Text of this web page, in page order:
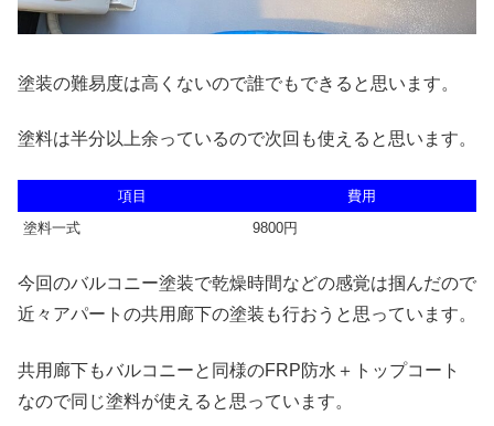
塗装の難易度は高くないので誰でもできると思います。
塗料は半分以上余っているので次回も使えると思います。
項目
費用
塗料一式
9800円
今回のバルコニー塗装で乾燥時間などの感覚は掴んだので
近々アパートの共用廊下の塗装も行おうと思っています。
共用廊下もバルコニーと同様のFRP防水＋トップコート
なので同じ塗料が使えると思っています。